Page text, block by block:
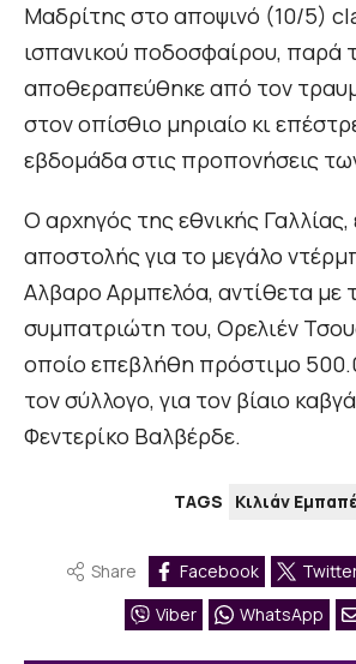
Μαδρίτης στο αποψινό (10/5)
ισπανικού ποδοσφαίρου, παρά
αποθεραπεύθηκε από τον
στον οπίσθιο μηριαίο κι
εβδομάδα στις προπονήσεις
Ο αρχηγός της εθνικής Γαλλίας,
αποστολής για το μεγάλο
Αλβαρο Αρμπελόα, αντίθετα με
συμπατριώτη του, Ορελιέν
οποίο επεβλήθη πρόστιμο
τον σύλλογο, για τον βίαιο
Φεντερίκο Βαλβέρδε.
TAGS Κιλιάν
Share Facebook
Viber
WhatsApp